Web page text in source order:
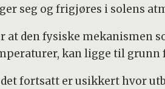
seg og frigjøres i solens
at den fysiske mekanismen
kan ligge til grunn
fortsatt er usikkert hvor